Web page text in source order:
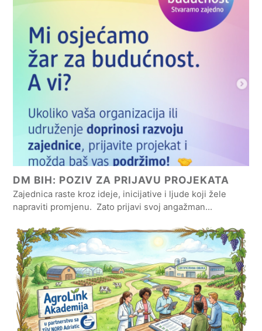
DM BIH: POZIV ZA PRIJAVU PROJEKATA
Zajednica raste kroz ideje, inicijative i ljude koji žele
napraviti promjenu. Zato prijavi svoj angažman…